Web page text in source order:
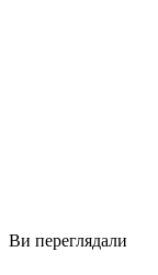
Ви переглядали